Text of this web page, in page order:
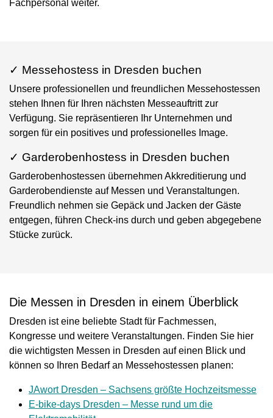
Fachpersonal weiter.
✓ Messehostess in Dresden buchen
Unsere professionellen und freundlichen Messehostessen
stehen Ihnen für Ihren nächsten Messeauftritt zur
Verfügung. Sie repräsentieren Ihr Unternehmen und
sorgen für ein positives und professionelles Image.
✓ Garderobenhostess in Dresden buchen
Garderobenhostessen übernehmen Akkreditierung und
Garderobendienste auf Messen und Veranstaltungen.
Freundlich nehmen sie Gepäck und Jacken der Gäste
entgegen, führen Check-ins durch und geben abgegebene
Stücke zurück.
Die Messen in Dresden in einem Überblick
Dresden ist eine beliebte Stadt für Fachmessen,
Kongresse und weitere Veranstaltungen. Finden Sie hier
die wichtigsten Messen in Dresden auf einen Blick und
können so Ihren Bedarf an Messehostessen planen:
JAwort Dresden – Sachsens größte Hochzeitsmesse
E-bike-days Dresden – Messe rund um die